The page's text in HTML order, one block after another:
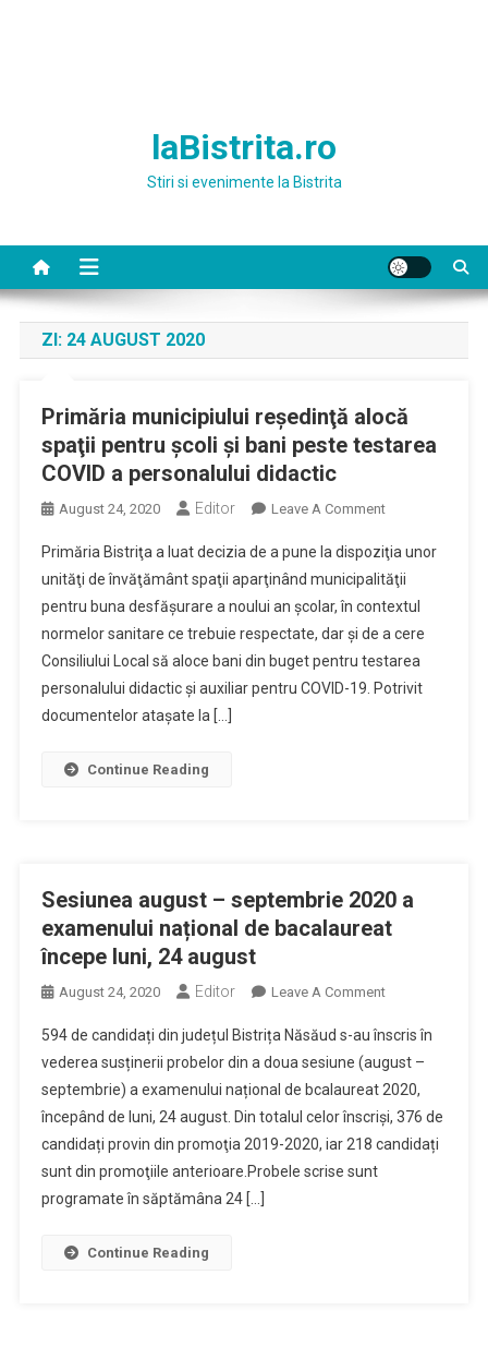
laBistrita.ro
Stiri si evenimente la Bistrita
ZI: 24 AUGUST 2020
Primăria municipiului reşedinţă alocă
spaţii pentru şcoli şi bani peste testarea
COVID a personalului didactic
August 24, 2020 Editor Leave A CommentOn
Municipiului
Reşedinţă
Alocă
Spaţii
Pentru
Şcoli
Primăria Bistriţa a luat decizia de a pune la dispoziţia unor
unităţi de învăţământ spaţii aparţinând municipalităţii
pentru buna desfăşurare a noului an şcolar, în contextul
normelor sanitare ce trebuie respectate, dar şi de a cere
Consiliului Local să aloce bani din buget pentru testarea
personalului didactic şi auxiliar pentru COVID-19. Potrivit
documentelor ataşate la […]
Continue Reading
Sesiunea august – septembrie 2020 a
examenului național de bacalaureat
începe luni, 24 august
August 24, 2020 Editor Leave A CommentOn
August
–
Septembrie
2020
A
594 de candidați din județul Bistrița Năsăud s-au înscris în
vederea susținerii probelor din a doua sesiune (august –
septembrie) a examenului național de bcalaureat 2020,
începând de luni, 24 august. Din totalul celor înscrişi, 376 de
candidați provin din promoţia 2019-2020, iar 218 candidați
sunt din promoţiile anterioare.Probele scrise sunt
programate în săptămâna 24 […]
Continue Reading